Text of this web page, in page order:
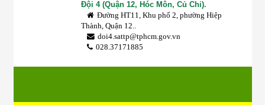
Đội 4 (Quận 12, Hóc Môn, Củ Chi).
Đường HT11, Khu phố 2, phường Hiệp
Thành, Quận 12..
doi4.sattp@tphcm.gov.vn
028.37171885